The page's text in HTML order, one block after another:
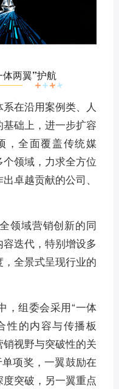
两翼”护航
在沿用案例类、人
础上，进一步扩容
，全面覆盖传统媒
领域，力求全方位
卓越贡献的公司、
领域营销创新的同
迭代，特别增设多
全景式呈现行业的
，组委会采用“一体
性的内容与传播板
视野与突破性的关
项奖，一翼鼓励在
突破，另一翼重点